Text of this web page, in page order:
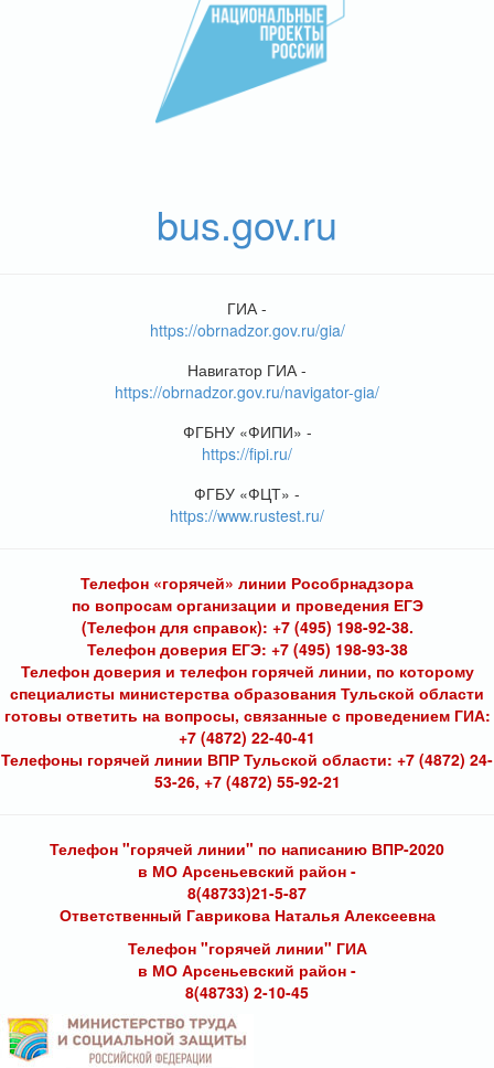
bus.gov.ru
ГИА -
https://obrnadzor.gov.ru/gia/
Навигатор ГИА -
https://obrnadzor.gov.ru/navigator-gia/
ФГБНУ «ФИПИ» -
https://fipi.ru/
ФГБУ «ФЦТ» -
https://www.rustest.ru/
Телефон «горячей» линии Рособрнадзора
по вопросам организации и проведения ЕГЭ
(Телефон для справок): +7 (495) 198-92-38.
Телефон доверия ЕГЭ: +7 (495) 198-93-38
Телефон доверия и телефон горячей линии, по которому
специалисты министерства образования Тульской области
готовы ответить на вопросы, связанные с проведением ГИА:
+7 (4872) 22-40-41
Телефоны горячей линии ВПР Тульской области: +7 (4872) 24-
53-26, +7 (4872) 55-92-21
Телефон "горячей линии" по написанию ВПР-2020
в МО Арсеньевский район -
8(48733)21-5-87
Ответственный Гаврикова Наталья Алексеевна
Телефон "горячей линии" ГИА
в МО Арсеньевский район -
8(48733) 2-10-45